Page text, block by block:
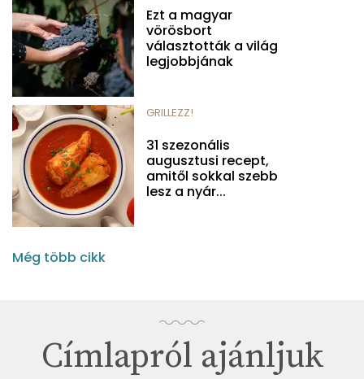
Ezt a magyar
vörösbort
választották a világ
legjobbjának
GRILLEZZ!
31 szezonális
augusztusi recept,
amitől sokkal szebb
lesz a nyár...
Még több cikk
Címlapról ajánljuk